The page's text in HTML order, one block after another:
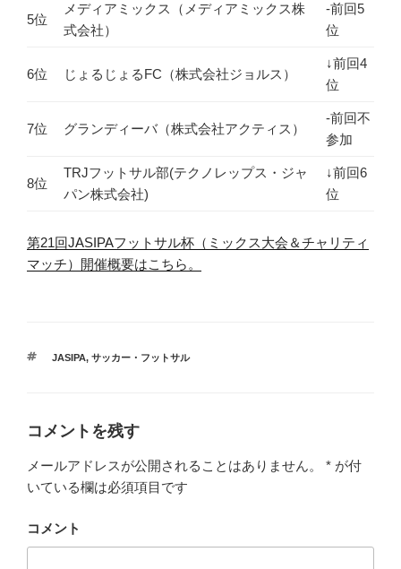
5位
メディアミックス（メディアミックス株
式会社）
-前回5
位
6位 じょるじょるFC（株式会社ジョルス）
↓前回4
位
7位 グランディーバ（株式会社アクティス）
-前回不
参加
8位
TRJフットサル部(テクノレップス・ジャ
パン株式会社)
↓前回6
位
第21回JASIPAフットサル杯（ミックス大会＆チャリティ
マッチ）開催概要はこちら。
タ
JASIPA, サッカー・フットサル
コメントを残す
メールアドレスが公開されることはありません。 * が付
いている欄は必須項目です
コメント